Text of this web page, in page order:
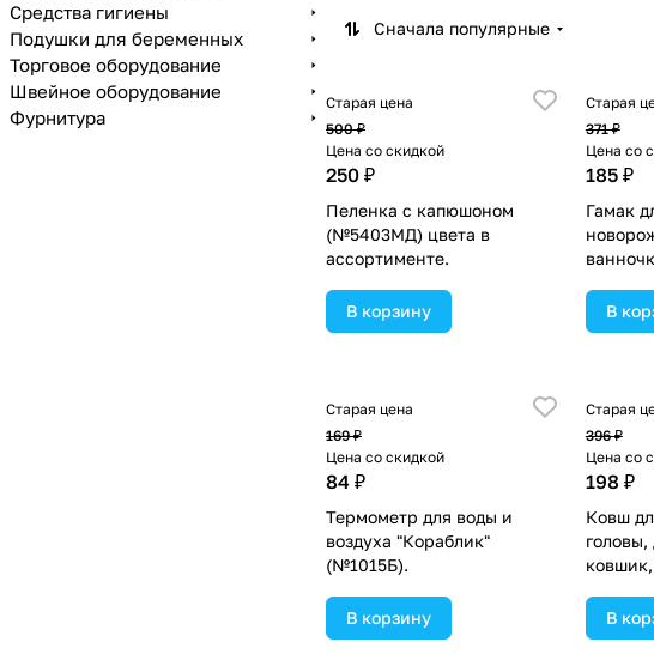
Сначала популярные
Старая цена
500 ₽
Цена со скидкой
250 ₽
Пеленка с капюшоном
(№5403МД) цвета в
ассортименте.
В корзину
Старая
371 ₽
Цена со
185 ₽
Гамак
В
Старая цена
169 ₽
Цена со скидкой
84 ₽
Термометр для воды и
воздуха "Кораблик"
(№1015Б).
В корзину
Старая
396 ₽
Цена со
198 ₽
Ковш
В
Средства гигиены
Подушки для беременных
Торговое оборудование
Швейное оборудование
Фурнитура